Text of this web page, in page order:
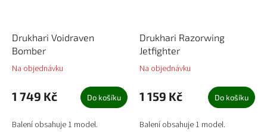
Drukhari Voidraven
Bomber
Na objednávku
1 749 Kč Do košíku
Balení obsahuje 1 model.
Drukhari Razorwing
Jetfighter
Na objednávku
1 159 Kč Do košíku
Balení obsahuje 1 model.